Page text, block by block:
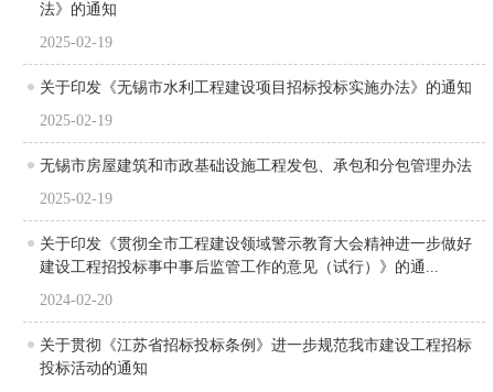
法》的通知
2025-02-19
关于印发《无锡市水利工程建设项目招标投标实施办法》的通知
2025-02-19
无锡市房屋建筑和市政基础设施工程发包、承包和分包管理办法
2025-02-19
关于印发《贯彻全市工程建设领域警示教育大会精神进一步做好
建设工程招投标事中事后监管工作的意见（试行）》的通...
2024-02-20
关于贯彻《江苏省招标投标条例》进一步规范我市建设工程招标
投标活动的通知